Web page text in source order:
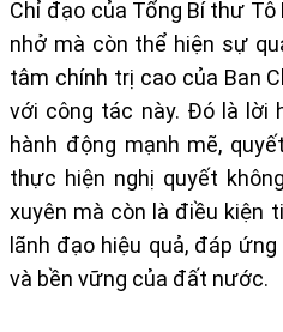
Chỉ đạo của Tổng Bí thư
nhở mà còn thể hiện sự
tâm chính trị cao của Ban
với công tác này. Đó là lời
hành động mạnh mẽ,
thực hiện nghị quyết
xuyên mà còn là điều kiện
lãnh đạo hiệu quả, đáp
và bền vững của đất nước.